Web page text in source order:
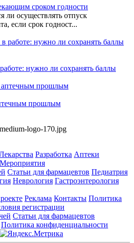
сроком годности
ли осуществлять отпуск
если срок годност...
нужно ли сохранять баллы
прошлым
Разработка Аптеки
Мероприятия
Статьи для фармацевтов Педиатрия
Неврология Гастроэнтерология
Реклама Контакты Политика
регистрации
Статьи для фармацевтов
Политика конфиденциальности